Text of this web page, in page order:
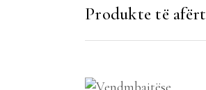
Produkte të afërt